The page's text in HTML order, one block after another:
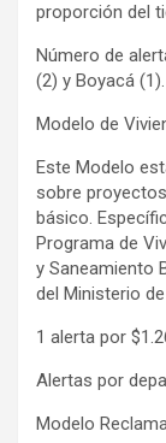
proporción del
Número de
(2) y Boyacá (1).
Modelo de
Este Modelo
sobre
básico.
Programa de
y Saneamiento
del Ministerio
1 alerta por
Alertas por
Modelo